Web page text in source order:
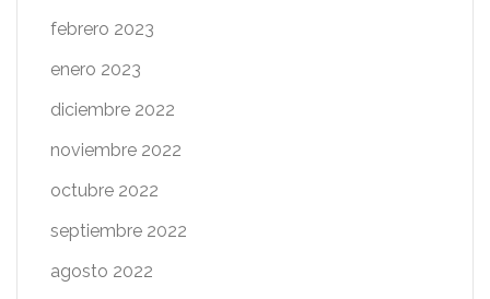
febrero 2023
enero 2023
diciembre 2022
noviembre 2022
octubre 2022
septiembre 2022
agosto 2022